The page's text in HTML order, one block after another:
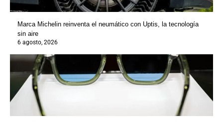
Marca Michelin reinventa el neumático con Uptis, la tecnología
sin aire
6 agosto, 2026